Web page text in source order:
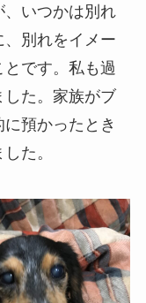
いつかは別れ
別れをイメー
です。私も過
た。家族がブ
預かったとき
た。